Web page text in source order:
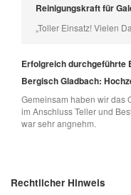
Reinigungskraft für
„Toller Einsatz! Vielen
Erfolgreich durchgeführte
Bergisch Gladbach:
Gemeinsam haben wir das
im Anschluss Teller und
war sehr angnehm.
Rechtlicher Hinweis